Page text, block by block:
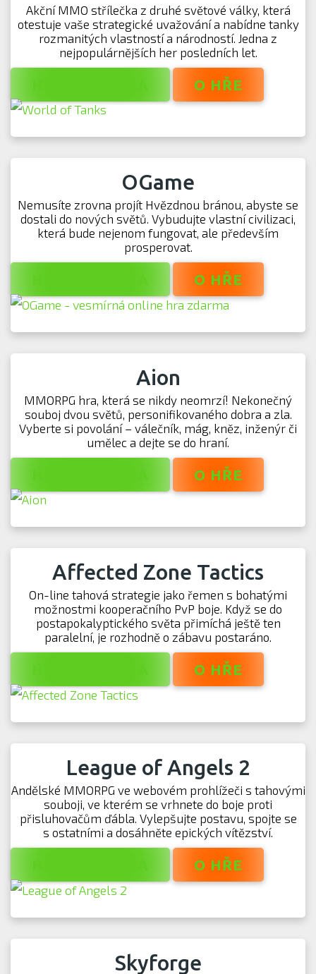
Akční MMO střílečka z druhé světové války, která
otestuje vaše strategické uvažování a nabídne tanky
rozmanitých vlastností a národností. Jedna z
nejpopulárnějších her posledních let.
O HŘE
OGame
Nemusíte zrovna projít Hvězdnou bránou, abyste se
dostali do nových světů. Vybudujte vlastní civilizaci,
která bude nejenom fungovat, ale především
prosperovat.
O HŘE
Aion
MMORPG hra, která se nikdy neomrzí! Nekonečný
souboj dvou světů, personifikovaného dobra a zla.
Vyberte si povolání – válečník, mág, kněz, inženýr či
umělec a dejte se do hraní.
O HŘE
Affected Zone Tactics
On-line tahová strategie jako řemen s bohatými
možnostmi kooperačního PvP boje. Když se do
postapokalyptického světa přimíchá ještě ten
paralelní, je rozhodně o zábavu postaráno.
O HŘE
League of Angels 2
Andělské MMORPG ve webovém prohlížeči s tahovými
souboji, ve kterém se vrhnete do boje proti
přisluhovačům ďábla. Vylepšujte postavu, spojte se
s ostatními a dosáhněte epických vítězství.
O HŘE
Skyforge